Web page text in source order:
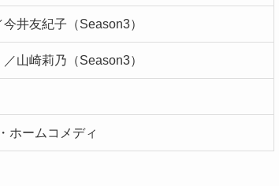
井友紀子（Season3）
山崎莉乃（Season3）
ホームコメディ